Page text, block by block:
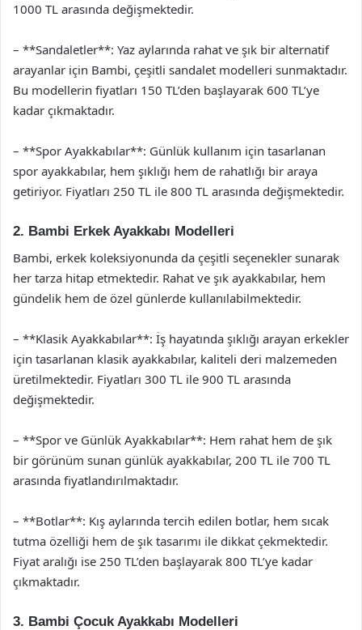
1000 TL arasında değişmektedir.
– **Sandaletler**: Yaz aylarında rahat ve şık bir alternatif
arayanlar için Bambi, çeşitli sandalet modelleri sunmaktadır.
Bu modellerin fiyatları 150 TL’den başlayarak 600 TL’ye
kadar çıkmaktadır.
– **Spor Ayakkabılar**: Günlük kullanım için tasarlanan
spor ayakkabılar, hem şıklığı hem de rahatlığı bir araya
getiriyor. Fiyatları 250 TL ile 800 TL arasında değişmektedir.
2. Bambi Erkek Ayakkabı Modelleri
Bambi, erkek koleksiyonunda da çeşitli seçenekler sunarak
her tarza hitap etmektedir. Rahat ve şık ayakkabılar, hem
gündelik hem de özel günlerde kullanılabilmektedir.
– **Klasik Ayakkabılar**: İş hayatında şıklığı arayan erkekler
için tasarlanan klasik ayakkabılar, kaliteli deri malzemeden
üretilmektedir. Fiyatları 300 TL ile 900 TL arasında
değişmektedir.
– **Spor ve Günlük Ayakkabılar**: Hem rahat hem de şık
bir görünüm sunan günlük ayakkabılar, 200 TL ile 700 TL
arasında fiyatlandırılmaktadır.
– **Botlar**: Kış aylarında tercih edilen botlar, hem sıcak
tutma özelliği hem de şık tasarımı ile dikkat çekmektedir.
Fiyat aralığı ise 250 TL’den başlayarak 800 TL’ye kadar
çıkmaktadır.
3. Bambi Çocuk Ayakkabı Modelleri